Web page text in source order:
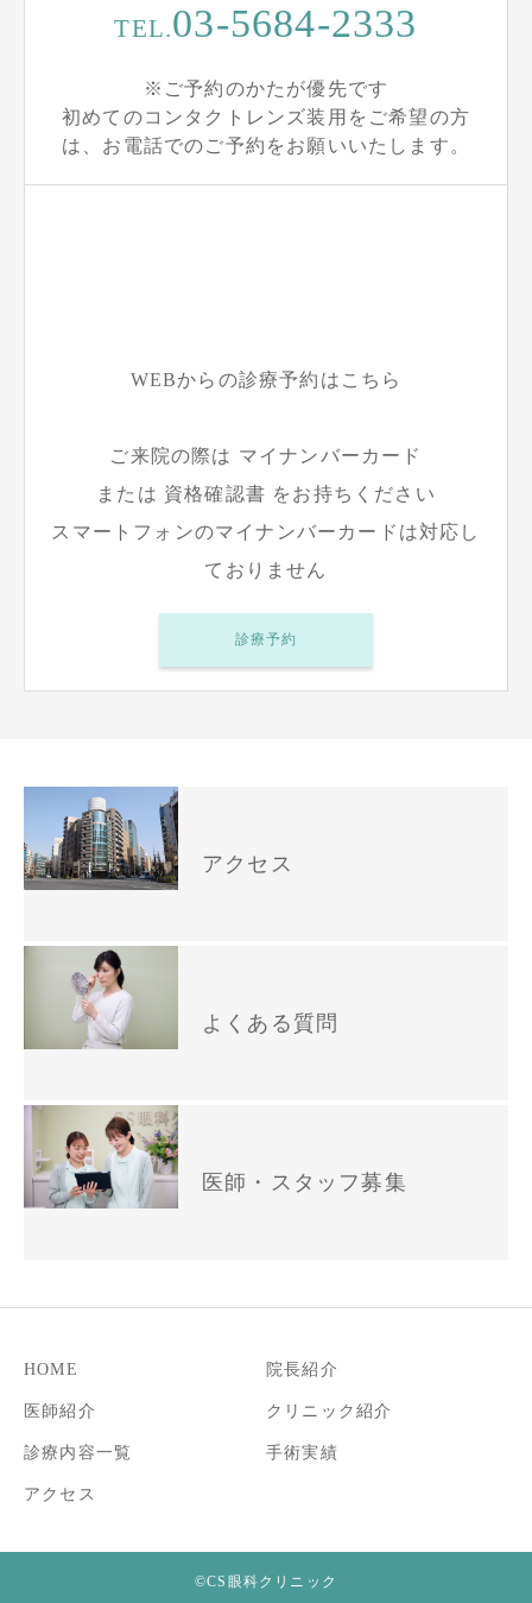
TEL.03-5684-2333
※ご予約のかたが優先です
初めてのコンタクトレンズ装用をご希望の方
は、お電話でのご予約をお願いいたします。
WEBからの診療予約はこちら
ご来院の際は マイナンバーカード
または 資格確認書 をお持ちください
スマートフォンのマイナンバーカードは対応し
ておりません
診療予約
アクセス
よくある質問
医師・スタッフ募集
HOME 院長紹介
医師紹介 クリニック紹介
診療内容一覧 手術実績
アクセス
©CS眼科クリニック